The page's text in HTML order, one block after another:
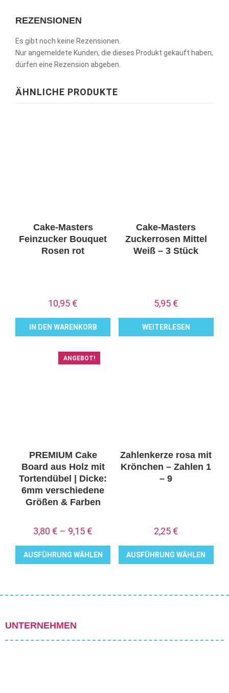
REZENSIONEN
Es gibt noch keine Rezensionen.
Nur angemeldete Kunden, die dieses Produkt gekauft haben,
dürfen eine Rezension abgeben.
ÄHNLICHE PRODUKTE
Cake-Masters
Feinzucker Bouquet
Rosen rot
10,95 €
IN DEN WARENKORB
Cake-Masters
Zuckerrosen Mittel
Weiß – 3 Stück
5,95 €
WEITERLESEN
ANGEBOT!
PREMIUM Cake
Board aus Holz mit
Tortendübel | Dicke:
6mm verschiedene
Größen & Farben
3,80 € – 9,15 €
AUSFÜHRUNG WÄHLEN
weist
Varianten
Zahlenkerze rosa mit
Krönchen – Zahlen 1
– 9
2,25 €
AUSFÜHRUNG WÄHLEN
weist
UNTERNEHMEN